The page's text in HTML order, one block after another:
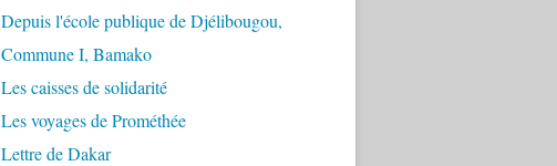
Depuis l'école publique de Djélibougou,
Commune I, Bamako
Les caisses de solidarité
Les voyages de Prométhée
Lettre de Dakar